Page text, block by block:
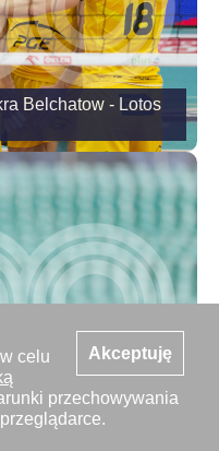
Akceptuję
celu
przechowywania
Belchatow - Lotos
Gdansk. Trening